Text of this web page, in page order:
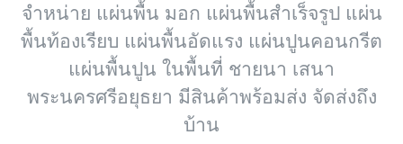
จำหน่าย แผ่นพื้น มอก แผ่นพื้นสำเร็จรูป แผ่น
พื้นท้องเรียบ แผ่นพื้นอัดแรง แผ่นปูนคอนกรีต
แผ่นพื้นปูน ในพื้นที่ ชายนา เสนา
พระนครศรีอยุธยา มีสินค้าพร้อมส่ง จัดส่งถึง
บ้าน